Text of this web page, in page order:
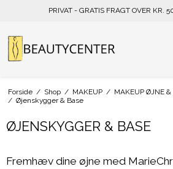
PRIVAT - GRATIS FRAGT OVER KR.
Forside / Shop / MAKEUP / MAKEUP ØJNE &
/ Øjenskygger & Base
ØJENSKYGGER & BASE
Fremhæv dine øjne med